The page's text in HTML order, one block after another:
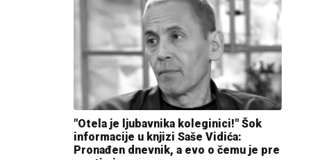
"Otela je ljubavnika koleginici!" Šok
informacije u knjizi Saše Vidića:
Pronađen dnevnik, a evo o čemu je pre